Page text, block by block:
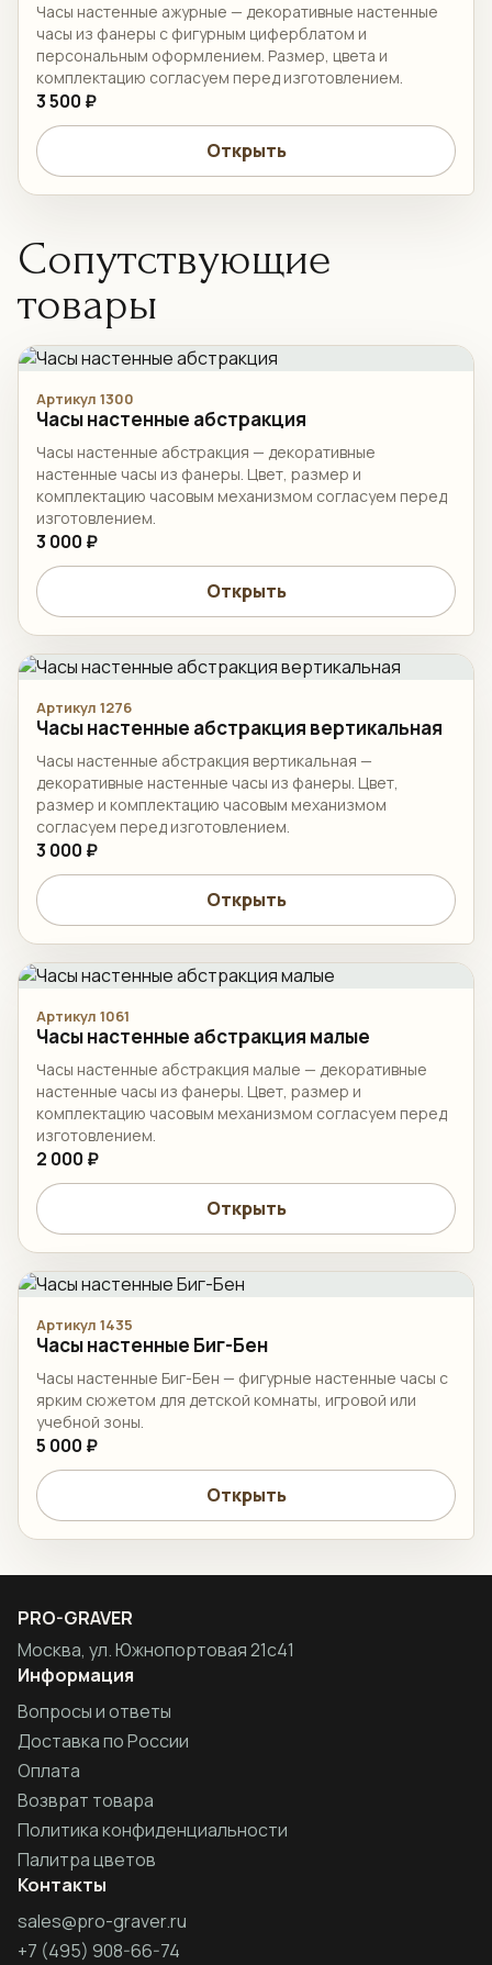
Часы настенные ажурные — декоративные настенные
часы из фанеры с фигурным циферблатом и
персональным оформлением. Размер, цвета и
комплектацию согласуем перед изготовлением.
3 500 ₽
Открыть
Сопутствующие
товары
Артикул 1300
Часы настенные абстракция
Часы настенные абстракция — декоративные
настенные часы из фанеры. Цвет, размер и
комплектацию часовым механизмом согласуем перед
изготовлением.
3 000 ₽
Открыть
Артикул 1276
Часы настенные абстракция вертикальная
Часы настенные абстракция вертикальная —
декоративные настенные часы из фанеры. Цвет,
размер и комплектацию часовым механизмом
согласуем перед изготовлением.
3 000 ₽
Открыть
Артикул 1061
Часы настенные абстракция малые
Часы настенные абстракция малые — декоративные
настенные часы из фанеры. Цвет, размер и
комплектацию часовым механизмом согласуем перед
изготовлением.
2 000 ₽
Открыть
Артикул 1435
Часы настенные Биг-Бен
Часы настенные Биг-Бен — фигурные настенные часы с
ярким сюжетом для детской комнаты, игровой или
учебной зоны.
5 000 ₽
Открыть
PRO-GRAVER
Москва, ул. Южнопортовая 21с41
Информация
Вопросы и ответы
Доставка по России
Оплата
Возврат товара
Политика конфиденциальности
Палитра цветов
Контакты
sales@pro-graver.ru
+7 (495) 908-66-74